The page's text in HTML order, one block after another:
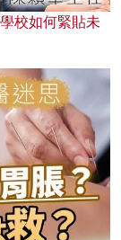
校如何緊貼未